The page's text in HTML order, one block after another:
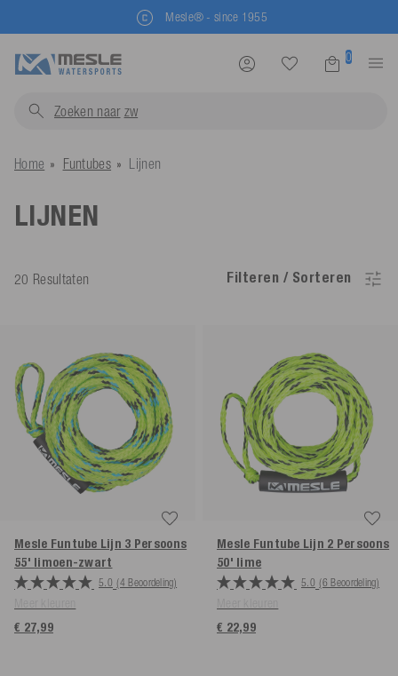
Mesle® - since 1955
0
Zoeken naar zwemvesten
Home Funtubes Lijnen
LIJNEN
20 Resultaten Filteren / Sorteren
Mesle Funtube Lijn 3 Persoons
55' limoen-zwart
5.0 (4 Beoordeling)
€ 27,99
Mesle Funtube Lijn 2 Persoons
50' lime
5.0 (6 Beoordeling)
€ 22,99